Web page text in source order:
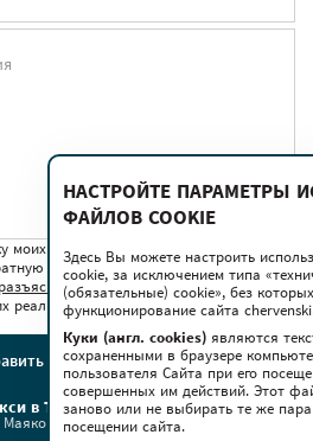
моих персональных данных для
связь в соответствии сусловиями
разъяснением прав, связанных с
реализации, последствиями дачи
сообщение
в ТРЦ Червенский
6
НАСТРОЙТЕ ПАРАМЕТРЫ
ФАЙЛОВ COOKIE
Здесь Вы можете настроить
cookie, за исключением типа
(обязательные) cookie», без
функционирование сайта
Куки (англ. cookies) являются
сохраненными в браузере
пользователя Сайта при его
совершенных им действий. Этот
заново или не выбирать те же
посещении сайта.